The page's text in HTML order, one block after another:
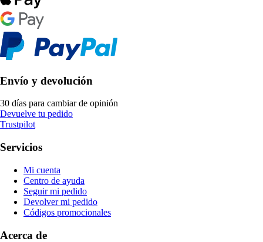
Envío y devolución
30 días para cambiar de opinión
Devuelve tu pedido
Trustpilot
Servicios
Mi cuenta
Centro de ayuda
Seguir mi pedido
Devolver mi pedido
Códigos promocionales
Acerca de